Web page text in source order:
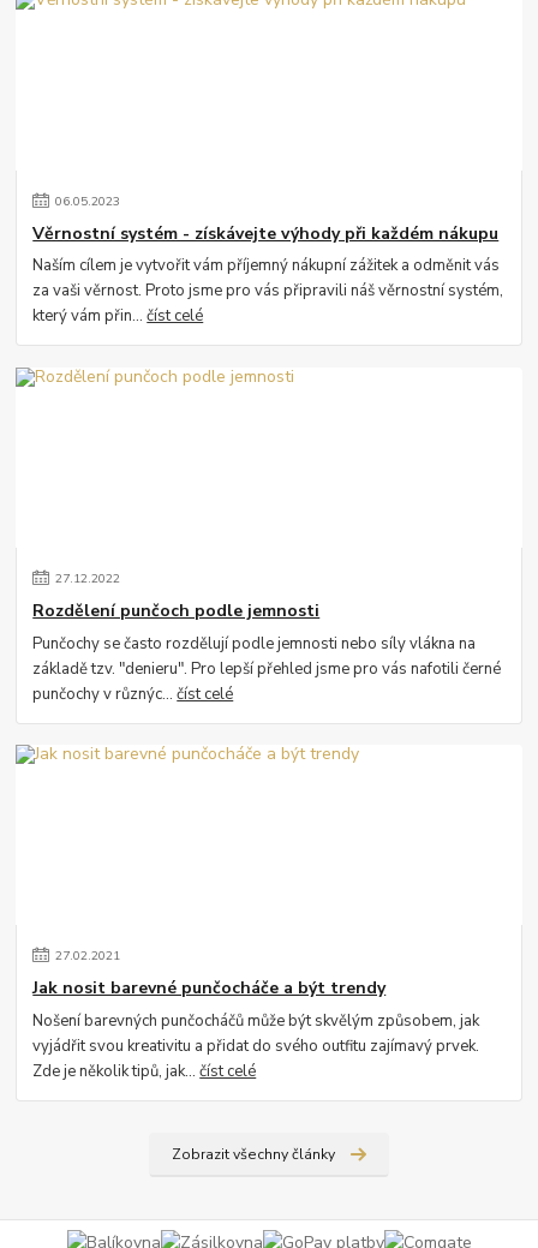
06.05.2023
Věrnostní systém - získávejte výhody při každém nákupu
Naším cílem je vytvořit vám příjemný nákupní zážitek a odměnit vás
za vaši věrnost. Proto jsme pro vás připravili náš věrnostní systém,
který vám přin...číst celé
27.12.2022
Rozdělení punčoch podle jemnosti
Punčochy se často rozdělují podle jemnosti nebo síly vlákna na
základě tzv. "denieru". Pro lepší přehled jsme pro vás nafotili černé
punčochy v různýc...číst celé
27.02.2021
Jak nosit barevné punčocháče a být trendy
Nošení barevných punčocháčů může být skvělým způsobem, jak
vyjádřit svou kreativitu a přidat do svého outfitu zajímavý prvek.
Zde je několik tipů, jak...číst celé
Zobrazit všechny články